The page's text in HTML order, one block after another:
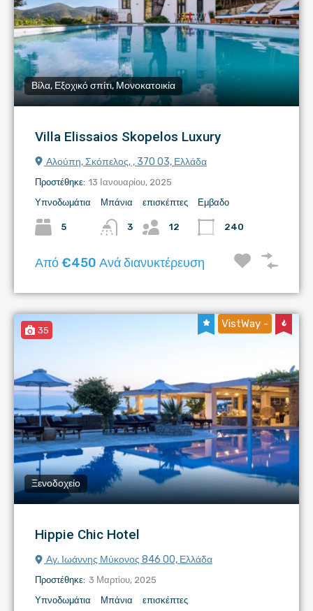
Βίλα, Εξοχικό σπίτι, Μονοκατοικία
Villa Elissaios Skopelos Luxury
Αλούπη, Σκόπελος, , 370 03, Ελλάδα
Προστέθηκε: 13 Ιανουαρίου, 2025
Υπνοδωμάτια
5
Μπάνια
3
επισκέπτες
12
Εμβαδο
240
Από €450 Ανά διανυκτέρευση
35
VistWay -
Ξενοδοχείο
Hippie Chic Hotel
Αγ. Ιωάννης Μύκονος 846 00, Ελλάδα
Προστέθηκε: 3 Μαρτίου, 2025
Υπνοδωμάτια
Μπάνια επισκέπτες